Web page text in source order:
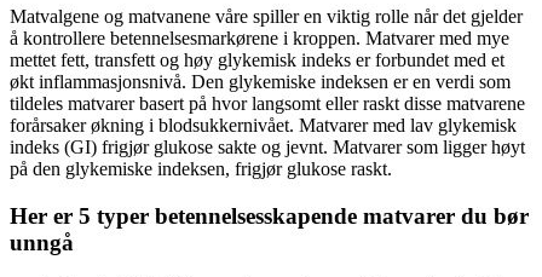
Matvalgene og matvanene våre spiller en viktig rolle når det gjelder
å kontrollere betennelsesmarkørene i kroppen. Matvarer med mye
mettet fett, transfett og høy glykemisk indeks er forbundet med et
økt inflammasjonsnivå. Den glykemiske indeksen er en verdi som
tildeles matvarer basert på hvor langsomt eller raskt disse matvarene
forårsaker økning i blodsukkernivået. Matvarer med lav glykemisk
indeks (GI) frigjør glukose sakte og jevnt. Matvarer som ligger høyt
på den glykemiske indeksen, frigjør glukose raskt.
Her er 5 typer betennelsesskapende matvarer du bør
unngå